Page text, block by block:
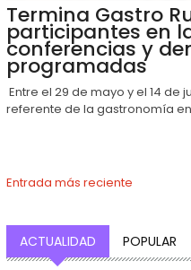
Termina Gastro
participantes en
conferencias y
programadas
Entre el 29 de mayo y el 14 de
referente de la gastronomía en
Entrada más reciente
ACTUALIDAD POPULAR